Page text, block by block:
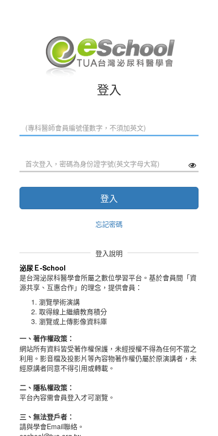
登入
登入
忘記密碼
登入說明
泌尿Ｅ-School
是台灣泌尿科醫學會所屬之數位學習平台。 基於會員間「資
源共享、互惠合作」的理念，提供會員：
瀏覽學術演講
取得線上繼續教育積分
瀏覽或上傳影像資料庫
一、 著作權政策 ：
網站所有資料皆受著作權保護，未經授權不得為任何不當之
利用。影音檔及投影片等內容物著作權仍屬於原演講者，未
經原講者同意不得引用或轉載。
二、隱私權政策：
平台內容需會員登入才可瀏覽。
三、無法登戶者：
請與學會Email聯絡。